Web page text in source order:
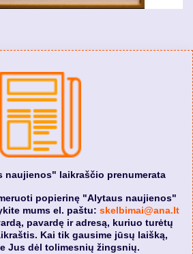
naujienos" laikraščio prenumerata
popierinę "Alytaus naujienos"
mums el. paštu: skelbimai@ana.lt
pavardę ir adresą, kuriuo turėtų
Kai tik gausime jūsų laišką,
Jus dėl tolimesnių žingsnių.